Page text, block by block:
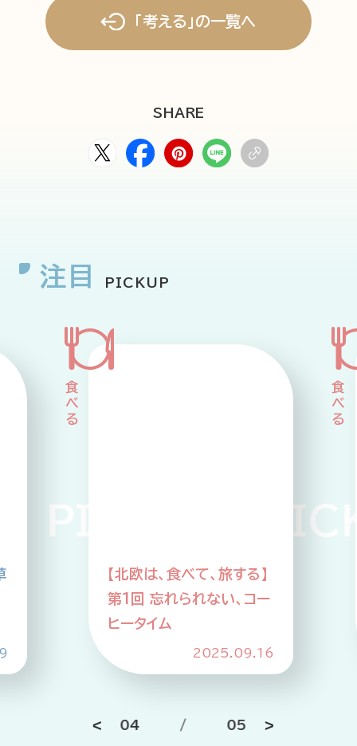
「考える」の一覧へ
SHARE
注目 PICKUP
【北欧は、食べて、旅する】
第1回 忘れられない、コー
ヒータイム
2025.09.16
04 / 05